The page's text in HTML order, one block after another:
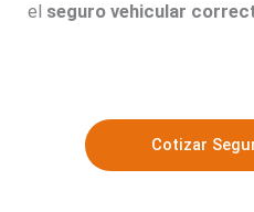
el seguro vehicular
Cotizar